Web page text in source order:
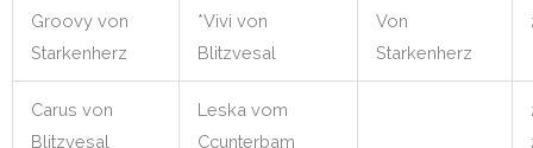
Groovy von
Starkenherz
*Vivi von
Blitzvesal
Von
Starkenherz
Carus von
Blitzvesal
Leska vom
Ccunterbam